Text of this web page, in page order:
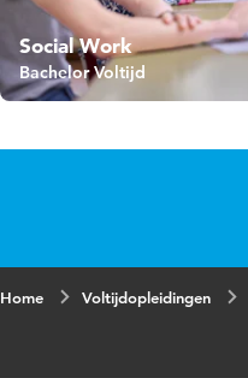
Social Work
Bachelor Voltijd
Home Voltijdopleidingen